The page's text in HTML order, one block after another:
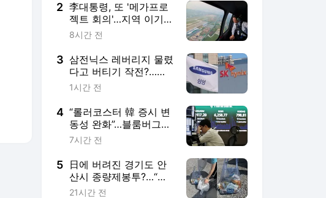
2 李대통령, 또 '메가프로
젝트 회의'…지역 이기주
의·주 52시간제 해법 주
8시간 전
3 삼전닉스 레버리지 물렸
다고 버티기 작전?…원
금회복 하겠다고 감정
1시간 전
4 “롤러코스터 韓 증시 변
동성 완화”…블룸버그가
반응한 반전 신호
7시간 전
5 日에 버려진 경기도 안
산시 종량제봉투?…“대
부분 한글 쓰레기, 세계
21시간 전